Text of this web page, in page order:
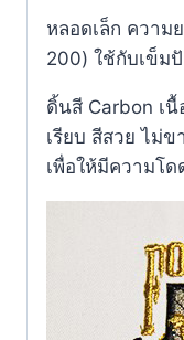
หลอดเล็ก ความ
200) ใช้กับเข็ม
ดิ้นสี Carbon เ
เรียบ สีสวย ไม่
เพื่อให้มีความโด